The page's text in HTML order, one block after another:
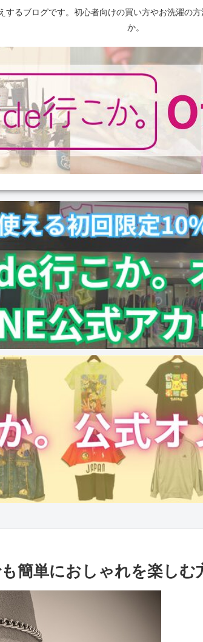
るブログです。初心者向けの買い方やお洗濯の
か。
簡単におしゃれを楽しむ